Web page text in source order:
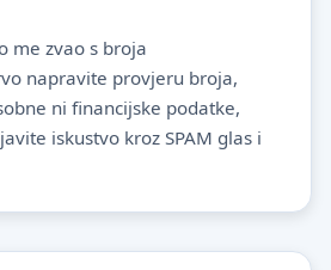
me zvao s broja
napravite provjeru broja,
ni financijske podatke,
iskustvo kroz SPAM glas i